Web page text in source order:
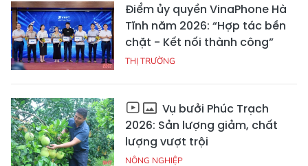
Điểm ủy quyền VinaPhone Hà
Tĩnh năm 2026: “Hợp tác bền
chặt - Kết nối thành công”
THỊ TRƯỜNG
Vụ bưởi Phúc Trạch
2026: Sản lượng giảm, chất
lượng vượt trội
NÔNG NGHIỆP